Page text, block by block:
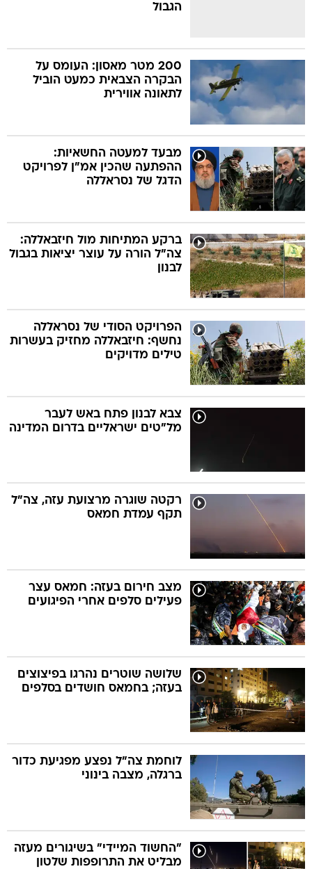
הגבול
200 מטר מאסון: העומס על
הבקרה הצבאית כמעט הוביל
לתאונה אווירית
מבעד למעטה החשאיות:
ההפתעה שהכין אמ"ן לפרויקט
הדגל של נסראללה
ברקע המתיחות מול חיזבאללה:
צה"ל הורה על עוצר יציאות בגבול
לבנון
הפרויקט הסודי של נסראללה
נחשף: חיזבאללה מחזיק בעשרות
טילים מדויקים
צבא לבנון פתח באש לעבר
מל"טים ישראליים בדרום המדינה
רקטה שוגרה מרצועת עזה, צה"ל
תקף עמדת חמאס
מצב חירום בעזה: חמאס עצר
פעילים סלפים אחרי הפיגועים
שלושה שוטרים נהרגו בפיצוצים
בעזה; בחמאס חושדים בסלפים
לוחמת צה"ל נפצע מפגיעת כדור
ברגלה, מצבה בינוני
"החשוד המיידי" בשיגורים מעזה
מבליט את התרופפות שלטון